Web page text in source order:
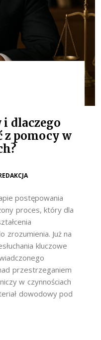
dlaczego
pomocy w
postępowania
proces, który dla
zrozumienia. Już na
kluczowe
przestrzeganiem
w czynnościach
dowodowy pod